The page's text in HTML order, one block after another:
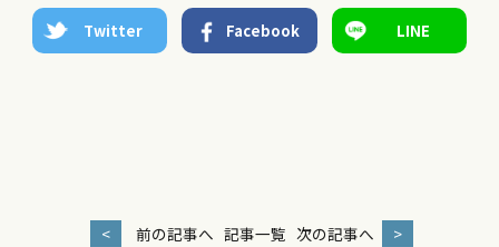
Twitter Facebook LINE
< 前の記事へ 記事一覧 次の記事へ >